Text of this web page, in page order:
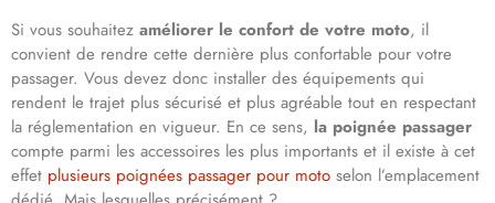
Si vous souhaitez améliorer le confort de votre moto, il
convient de rendre cette dernière plus confortable pour votre
passager. Vous devez donc installer des équipements qui
rendent le trajet plus sécurisé et plus agréable tout en respectant
la réglementation en vigueur. En ce sens, la poignée passager
compte parmi les accessoires les plus importants et il existe à cet
effet plusieurs poignées passager pour moto selon l’emplacement